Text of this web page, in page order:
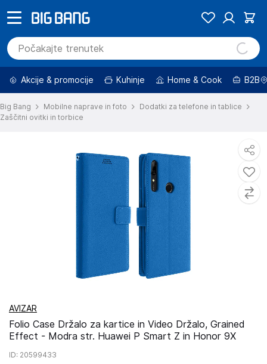
Akcije & promocije Kuhinje Home & Cook B2B
Big Bang Mobilne naprave in foto
Dodatki za telefone in tablice
Zaščitni ovitki in torbice
AVIZAR
Folio Case Držalo za kartice in Video Držalo, Grained
Effect - Modra str. Huawei P Smart Z in Honor 9X
ID: 20599433